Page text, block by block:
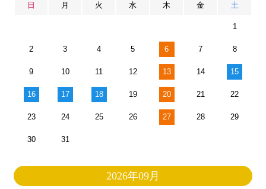
日 月 火 水 木 金 土
1
2 3 4 5 6 7 8
9 10 11 12 13 14 15
16 17 18 19 20 21 22
23 24 25 26 27 28 29
30 31
2026年09月